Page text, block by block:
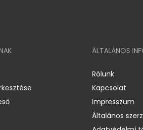
ÁLTALÁNOS
Rólunk
Kapcsolat
Impresszum
Általános